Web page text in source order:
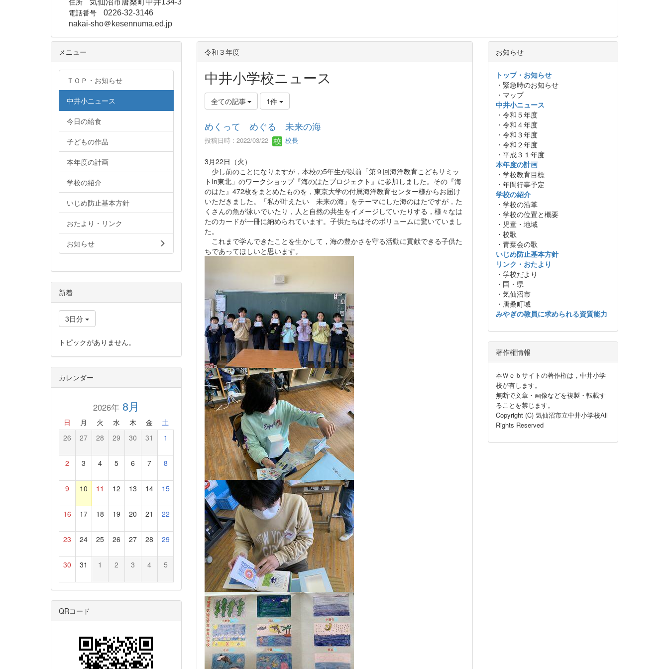
気仙沼市唐桑町中井134-3
電話番号 0226-32-3146
nakai-sho＠kesennuma.ed.jp
令和３年度
中井小学校ニュース
全ての記事 1件
めくって めぐる 未来の海
投稿日時 : 2022/03/22 校長
3月22日（火）
少し前のことになりますが，本校の5年生が以前「第９回海洋教育こどもサミッ
トIn東北」のワークショップ『海のはたプロジェクト』に参加しました。その『海
のはた』472枚をまとめたものを，東京大学の付属海洋教育センター様からお届け
いただきました。「私が叶えたい 未来の海」をテーマにした海のはたですが，た
くさんの魚が泳いでいたり，人と自然の共生をイメージしていたりする，様々なは
たのカードが一冊に納められています。子供たちはそのボリュームに驚いていまし
た。
これまで学んできたことを生かして，海の豊かさを守る活動に貢献できる子供た
ちであってほしいと思います。
メニュー
ＴＯＰ・お知らせ
中井小ニュース
今日の給食
子どもの作品
本年度の計画
学校の紹介
いじめ防止基本方針
おたより・リンク
お知らせ
新着
3日分
トピックがありません。
カレンダー
2026年8月
日 月 火 水 木 金 土
26 27 28 29 30 31 1
2 3 4 5 6 7 8
9 10 11 12 13 14 15
16 17 18 19 20 21 22
23 24 25 26 27 28 29
30 31 1 2 3 4 5
QRコード
お知らせ
トップ・お知らせ
・緊急時のお知らせ
・マップ
中井小ニュース
・令和５年度
・令和４年度
・令和３年度
・令和２年度
・平成３１年度
本年度の計画
・学校教育目標
・年間行事予定
学校の紹介
・学校の沿革
・学校の位置と概要
・児童・地域
・校歌
・青葉会の歌
いじめ防止基本方針
リンク・おたより
・学校だより
・国・県
・気仙沼市
・唐桑町域
みやぎの教員に求められる資質能力
著作権情報
本Ｗｅｂサイトの著作権は，中井小学
校が有します。
無断で文章・画像などを複製・転載す
ることを禁じます。
Copyright (C) 気仙沼市立中井小学校All
Rights Reserved